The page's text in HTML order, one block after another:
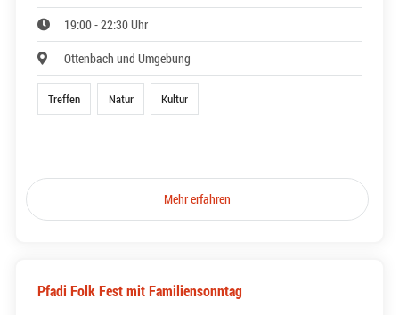
19:00 - 22:30 Uhr
Ottenbach und Umgebung
Treffen Natur Kultur
Mehr erfahren
Pfadi Folk Fest mit Familiensonntag